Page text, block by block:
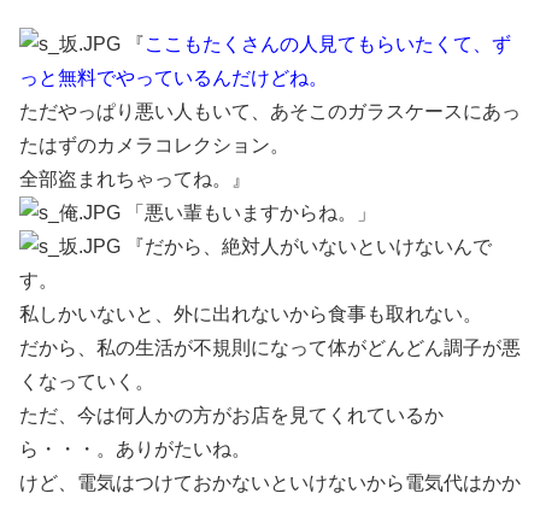
『ここもたくさんの人見てもらいたくて、ず
っと無料でやっているんだけどね。
ただやっぱり悪い人もいて、あそこのガラスケースにあっ
たはずのカメラコレクション。
全部盗まれちゃってね。』
「悪い輩もいますからね。」
『だから、絶対人がいないといけないんで
す。
私しかいないと、外に出れないから食事も取れない。
だから、私の生活が不規則になって体がどんどん調子が悪
くなっていく。
ただ、今は何人かの方がお店を見てくれているか
ら・・・。ありがたいね。
けど、電気はつけておかないといけないから電気代はかか